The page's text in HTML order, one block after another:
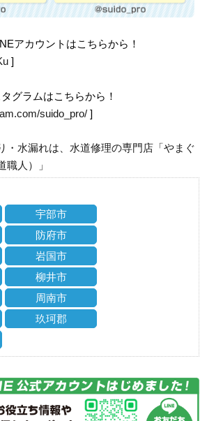
アカウントはこちらから！
]
グラムはこちらから！
suido_pro/ ]
・水漏れは、水道修理の専門店「やまぐ
職人）」
宇部市
防府市
岩国市
柳井市
周南市
玖珂郡